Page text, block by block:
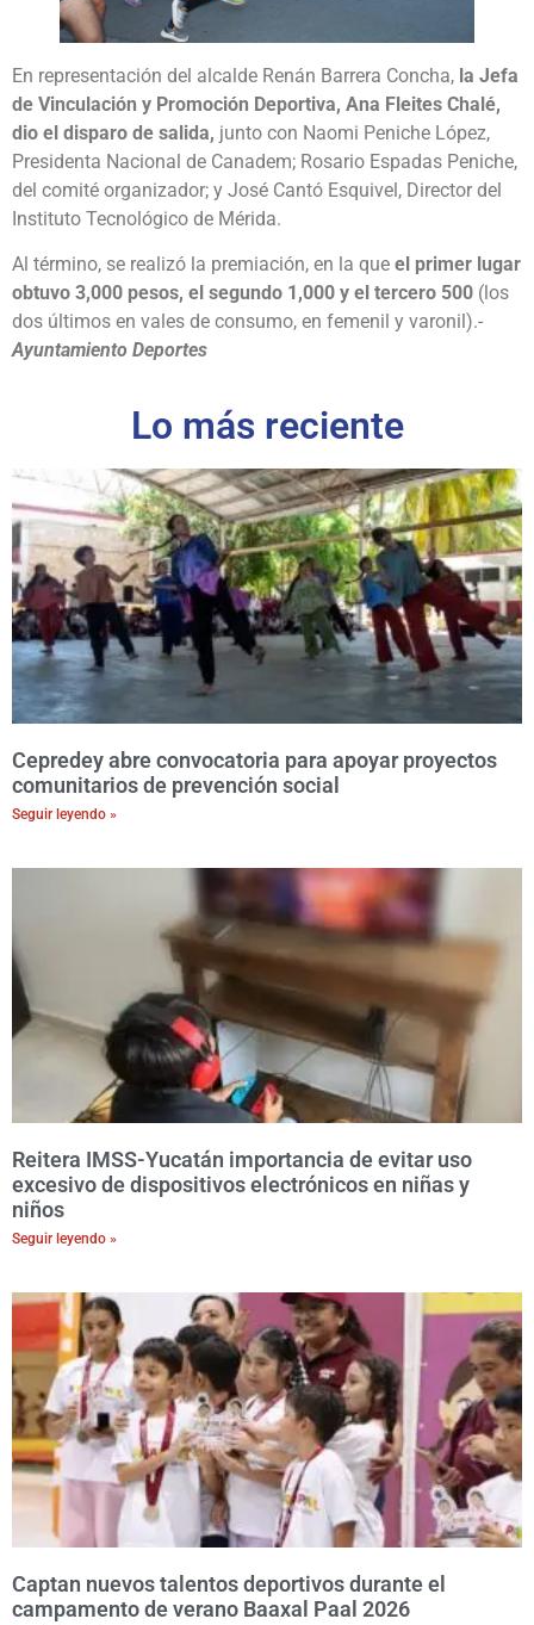
En representación del alcalde Renán Barrera Concha, la Jefa
de Vinculación y Promoción Deportiva, Ana Fleites Chalé,
dio el disparo de salida, junto con Naomi Peniche López,
Presidenta Nacional de Canadem; Rosario Espadas Peniche,
del comité organizador; y José Cantó Esquivel, Director del
Instituto Tecnológico de Mérida.
Al término, se realizó la premiación, en la que el primer lugar
obtuvo 3,000 pesos, el segundo 1,000 y el tercero 500 (los
dos últimos en vales de consumo, en femenil y varonil).-
Ayuntamiento Deportes
Lo más reciente
Cepredey abre convocatoria para apoyar proyectos
comunitarios de prevención social
Seguir leyendo »
Reitera IMSS-Yucatán importancia de evitar uso
excesivo de dispositivos electrónicos en niñas y
niños
Seguir leyendo »
Captan nuevos talentos deportivos durante el
campamento de verano Baaxal Paal 2026